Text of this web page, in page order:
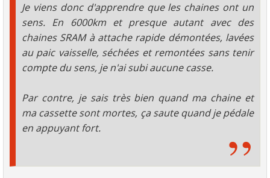
Je viens donc d'apprendre que les chaines ont un
sens. En 6000km et presque autant avec des
chaines SRAM à attache rapide démontées, lavées
au paic vaisselle, séchées et remontées sans tenir
compte du sens, je n'ai subi aucune casse.
Par contre, je sais très bien quand ma chaine et
ma cassette sont mortes, ça saute quand je pédale
en appuyant fort.